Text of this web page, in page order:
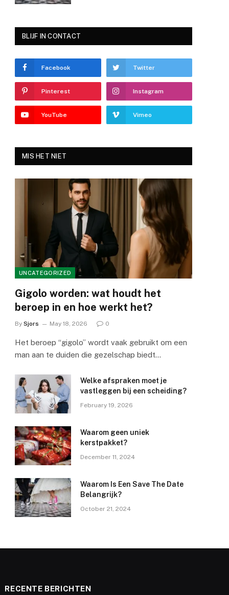
BLIJF IN CONTACT
Facebook Twitter
Pinterest Instagram
YouTube Vimeo
MIS HET NIET
UNCATEGORIZED
Gigolo worden: wat houdt het
beroep in en hoe werkt het?
By Sjors May 18, 2026 0
Het beroep “gigolo” wordt vaak gebruikt om een
man aan te duiden die gezelschap biedt…
Welke afspraken moet je
vastleggen bij een scheiding?
February 19, 2026
Waarom geen uniek
kerstpakket?
December 11, 2024
Waarom Is Een Save The Date
Belangrijk?
October 21, 2024
RECENTE BERICHTEN